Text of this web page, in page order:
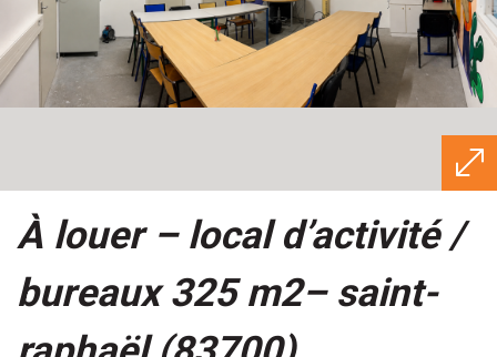
à louer – local d’activité /
bureaux 325 m2– saint-